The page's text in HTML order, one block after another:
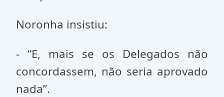
Noronha insistiu:
- “E, mais se os Delegados não
concordassem, não seria aprovado
nada”.